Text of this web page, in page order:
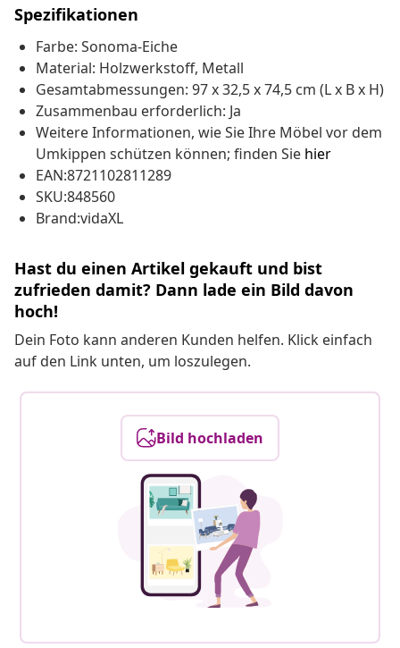
Spezifikationen
Farbe: Sonoma-Eiche
Material: Holzwerkstoff, Metall
Gesamtabmessungen: 97 x 32,5 x 74,5 cm (L x B x H)
Zusammenbau erforderlich: Ja
Weitere Informationen, wie Sie Ihre Möbel vor dem
Umkippen schützen können; finden Sie hier
EAN:8721102811289
SKU:848560
Brand:vidaXL
Hast du einen Artikel gekauft und bist
zufrieden damit? Dann lade ein Bild davon
hoch!
Dein Foto kann anderen Kunden helfen. Klick einfach
auf den Link unten, um loszulegen.
Bild hochladen